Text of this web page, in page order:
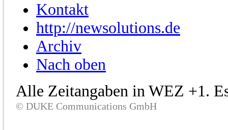
Kontakt
http://newsolutions.de
Archiv
Nach oben
Alle Zeitangaben in WEZ +1.
© DUKE Communications GmbH